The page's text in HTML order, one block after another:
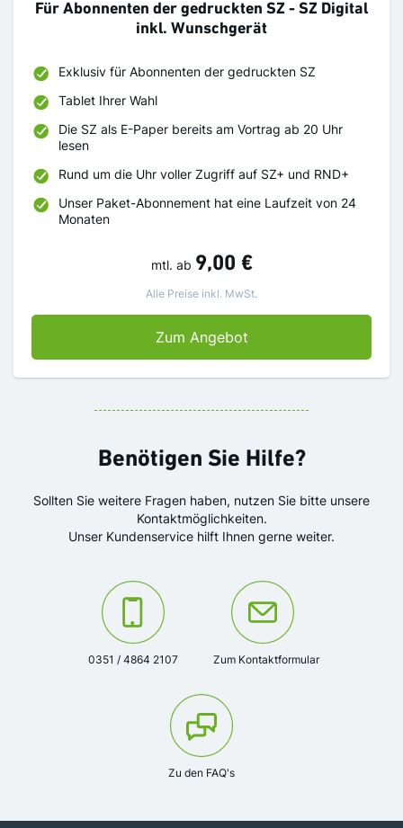
Für Abonnenten der gedruckten SZ - SZ Digital
inkl. Wunschgerät
Exklusiv für Abonnenten der gedruckten SZ
Tablet Ihrer Wahl
Die SZ als E-Paper bereits am Vortrag ab 20 Uhr
lesen
Rund um die Uhr voller Zugriff auf SZ+ und RND+
Unser Paket-Abonnement hat eine Laufzeit von 24
Monaten
mtl. ab 9,00 €
Alle Preise inkl. MwSt.
Zum AngebotFür Abonnenten der
Benötigen Sie Hilfe?
Sollten Sie weitere Fragen haben, nutzen Sie bitte unsere
Kontaktmöglichkeiten.
Unser Kundenservice hilft Ihnen gerne weiter.
Kontaktieren Sie uns unter der Telefonnummer:
0351 / 4864 2107 Oder kontaktieren Sie uns über das
Zum Kontaktformular
Zu den FAQ's